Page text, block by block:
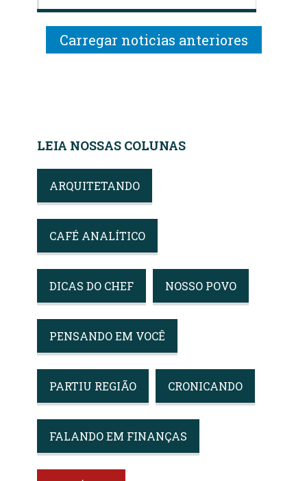
Carregar noticias anteriores
LEIA NOSSAS COLUNAS
ARQUITETANDO
CAFÉ ANALÍTICO
DICAS DO CHEF NOSSO POVO
PENSANDO EM VOCÊ
PARTIU REGIÃO CRONICANDO
FALANDO EM FINANÇAS